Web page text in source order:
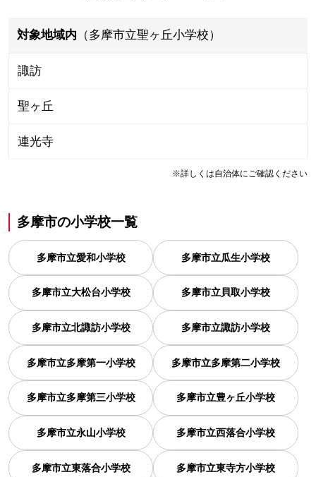
対象地域内 （多摩市立聖ヶ丘小学校）
諏訪
聖ヶ丘
連光寺
※詳しくは自治体にご確認ください
多摩市の小学校一覧
多摩市立愛和小学校 多摩市立瓜生小学校
多摩市立大松台小学校 多摩市立貝取小学校
多摩市立北諏訪小学校 多摩市立諏訪小学校
多摩市立多摩第一小学校 多摩市立多摩第二小学校
多摩市立多摩第三小学校 多摩市立豊ヶ丘小学校
多摩市立永山小学校 多摩市立西落合小学校
多摩市立東落合小学校 多摩市立東寺方小学校